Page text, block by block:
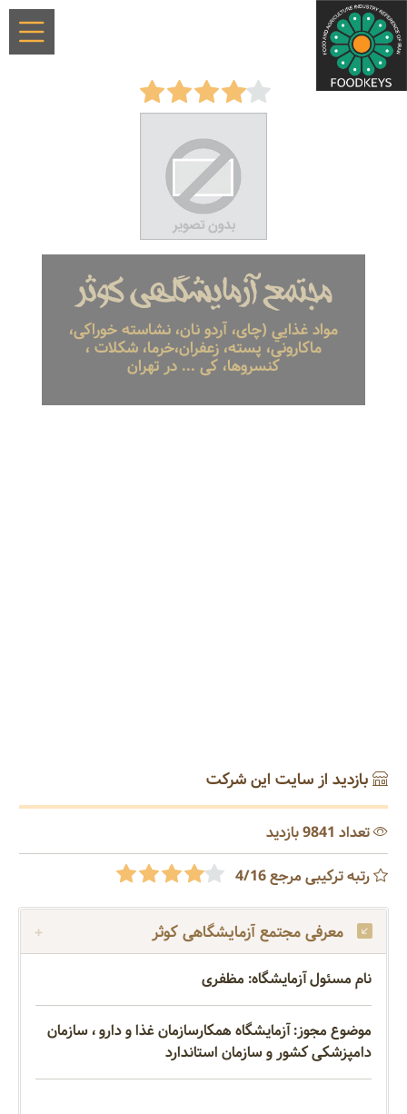
مجتمع آزمایشگاهی کوثر
مواد غذايي (چای، آردو نان، نشاسته خوراکی،
ماکارونی، پسته، زعفران،خرما، شکلات ،
کنسروها، کی ... در تهران
بازدید از سایت این شرکت
تعداد 9841 بازدید
رتبه ترکیبی مرجع 4/16
معرفی مجتمع آزمایشگاهی کوثر
نام مسئول آزمایشگاه: مظفری
موضوع مجوز: آزمایشگاه همکارسازمان غذا و دارو ، سازمان
دامپزشکی کشور و سازمان استاندارد